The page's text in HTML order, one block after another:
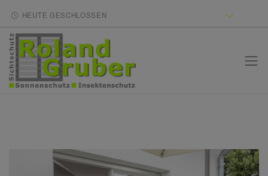
HEUTE GESCHLOSSEN